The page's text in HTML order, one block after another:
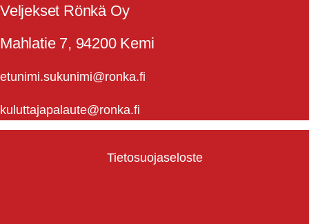
Veljekset Rönkä Oy
Mahlatie 7, 94200 Kemi
etunimi.sukunimi@ronka.fi
kuluttajapalaute@ronka.fi
Tietosuojaseloste